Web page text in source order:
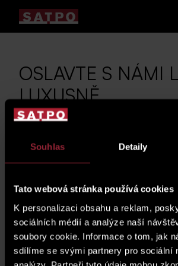
Souhlas Detaily
Tato webová stránka používá cookies
K personalizaci obsahu a reklam,
sociálních médií a analýze naší
soubory cookie. Informace o tom, jak
sdílíme se svými partnery pro sociální
OSLAVTE S NÁMI
LUXUSNĚ
tu s vámi již 21 let, takže
každý týden ten z vás,
který nám jako 21. v
pořadí pošle odpověď
na naši vědomostní otázku získá